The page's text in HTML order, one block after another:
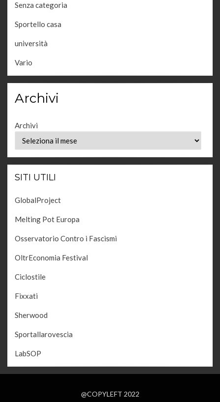
Senza categoria
Sportello casa
università
Vario
Archivi
Archivi
SITI UTILI
GlobalProject
Melting Pot Europa
Osservatorio Contro i Fascismi
OltrEconomia Festival
Ciclostile
Fixxati
Sherwood
Sportallarovescia
LabSOP
@COPYLEFT 2022